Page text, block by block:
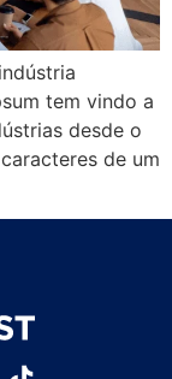
tem vindo a
desde o
de um